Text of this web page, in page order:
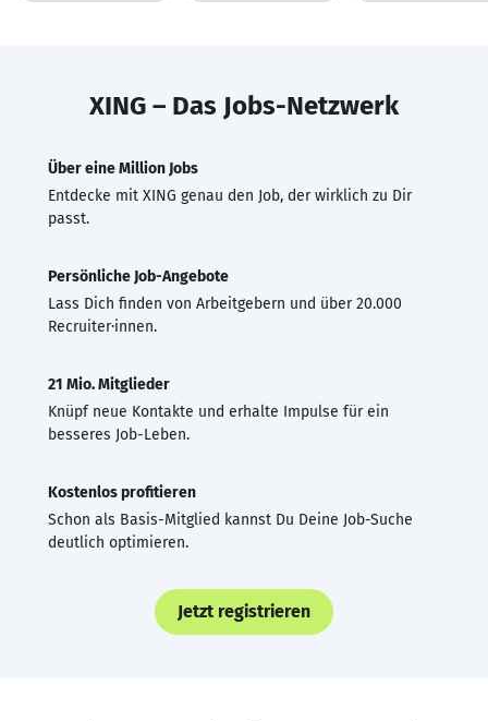
XING – Das Jobs-Netzwerk
Über eine Million Jobs
Entdecke mit XING genau den Job, der wirklich zu Dir
passt.
Persönliche Job-Angebote
Lass Dich finden von Arbeitgebern und über 20.000
Recruiter·innen.
21 Mio. Mitglieder
Knüpf neue Kontakte und erhalte Impulse für ein
besseres Job-Leben.
Kostenlos profitieren
Schon als Basis-Mitglied kannst Du Deine Job-Suche
deutlich optimieren.
Jetzt registrieren